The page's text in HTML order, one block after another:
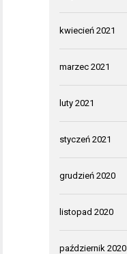
kwiecień 2021
marzec 2021
luty 2021
styczeń 2021
grudzień 2020
listopad 2020
październik 2020